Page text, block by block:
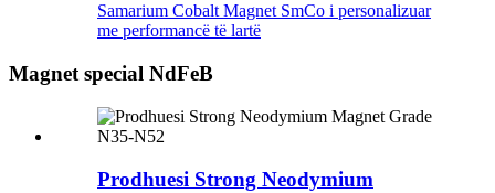
Samarium Cobalt Magnet SmCo i personalizuar
me performancë të lartë
Magnet special NdFeB
Prodhuesi Strong Neodymium